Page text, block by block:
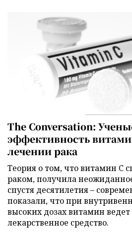
The Conversation:
эффективность
лечении рака
Теория о том, что витамин C
раком, получила
спустя десятилетия –
показали, что при
высоких дозах витамин ведет
лекарственное средство.